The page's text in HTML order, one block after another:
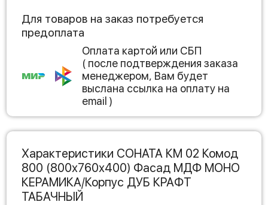
Для товаров на заказ потребуется
предоплата
Оплата картой или СБП
( после подтверждения заказа
менеджером, Вам будет
выслана ссылка на оплату на
email )
Характеристики СОНАТА КМ 02 Комод
800 (800х760х400) Фасад МДФ МОНО
КЕРАМИКА/Корпус ДУБ КРАФТ
ТАБАЧНЫЙ